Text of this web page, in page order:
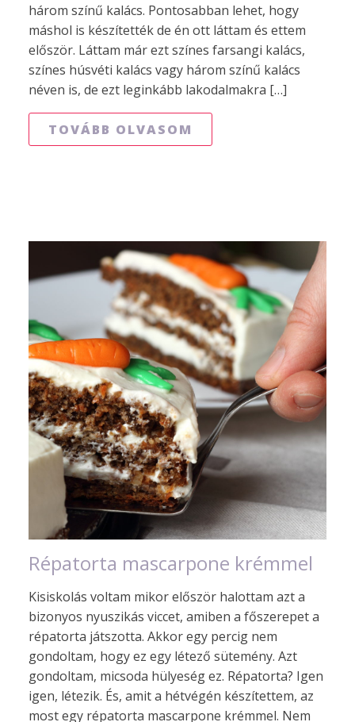
három színű kalács. Pontosabban lehet, hogy
máshol is készítették de én ott láttam és ettem
először. Láttam már ezt színes farsangi kalács,
színes húsvéti kalács vagy három színű kalács
néven is, de ezt leginkább lakodalmakra […]
TOVÁBB OLVASOM
Répatorta mascarpone krémmel
Kisiskolás voltam mikor először halottam azt a
bizonyos nyuszikás viccet, amiben a főszerepet a
répatorta játszotta. Akkor egy percig nem
gondoltam, hogy ez egy létező sütemény. Azt
gondoltam, micsoda hülyeség ez. Répatorta? Igen
igen, létezik. És, amit a hétvégén készítettem, az
most egy répatorta mascarpone krémmel. Nem